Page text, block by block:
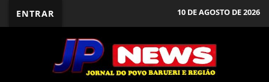
ENTRAR 10 DE AGOSTO DE 2026